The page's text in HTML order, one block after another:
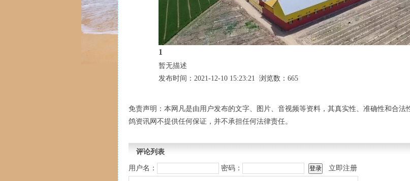
1
暂无描述
发布时间：2021-12-10 15:23:21 浏览数：665
免责声明：本网凡是由用户发布的文字、图片、音视频等资料，其真实性、准确性和合
鸽资讯网不提供任何保证，并不承担任何法律责任。
评论列表
用户名： 密码： 立即注册